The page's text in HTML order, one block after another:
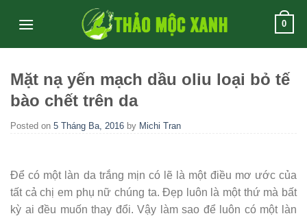
0
Mặt nạ yến mạch dầu oliu loại bỏ tế
bào chết trên da
Posted on 5 Tháng Ba, 2016 by Michi Tran
Để có một làn da trắng mịn có lẽ là một điều mơ ước của
tất cả chị em phụ nữ chúng ta. Đẹp luôn là một thứ mà bất
kỳ ai đều muốn thay đổi. Vậy làm sao để luôn có một làn